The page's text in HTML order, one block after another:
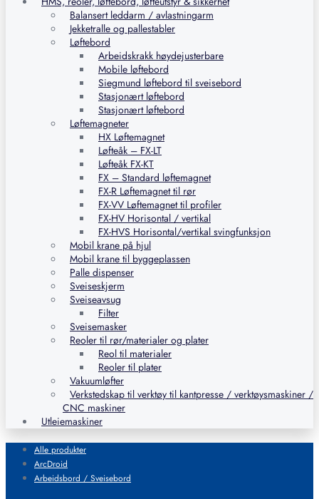
Balansert leddarm / avlastningarm
Jekketralle og pallestabler
Løftebord
Arbeidskrakk høydejusterbare
Mobile løftebord
Siegmund løftebord til sveisebord
Stasjonært løftebord
Stasjonært løftebord
Løftemagneter
HX Løftemagnet
Løfteåk – FX-LT
Løfteåk FX-KT
FX – Standard løftemagnet
FX-R Løftemagnet til rør
FX-VV Løftemagnet til profiler
FX-HV Horisontal / vertikal
FX-HVS Horisontal/vertikal svingfunksjon
Mobil krane på hjul
Mobil krane til byggeplassen
Palle dispenser
Sveiseskjerm
Sveiseavsug
Filter
Sveisemasker
Reoler til rør/materialer og plater
Reol til materialer
Reoler til plater
Vakuumløfter
Verkstedskap til verktøy til kantpresse / verktøysmaskiner /
CNC maskiner
Utleiemaskiner
Alle produkter
ArcDroid
Arbeidsbord / Sveisebord